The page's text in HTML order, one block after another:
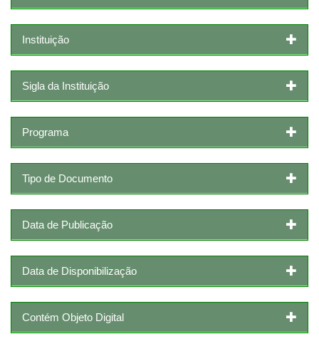
Instituição
Sigla da Instituição
Programa
Tipo de Documento
Data de Publicação
Data de Disponibilização
Contém Objeto Digital